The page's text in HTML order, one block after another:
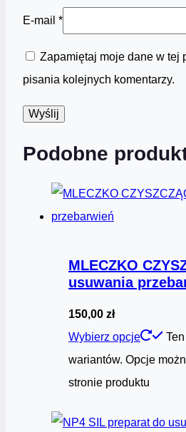
E-mail *
Zapamiętaj moje dane w tej
pisania kolejnych komentarzy.
Podobne
MLECZKO
usuwania
150,00 zł
Wybierz opcje
wariantów. Opcje
stronie produktu